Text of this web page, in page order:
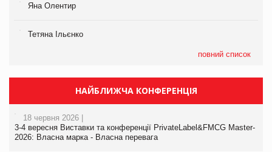
Яна Олентир
Тетяна Ільєнко
повний список
НАЙБЛИЖЧА КОНФЕРЕНЦІЯ
18 червня 2026 |
3-4 вересня Виставки та конференції PrivateLabel&FMCG Master-
2026: Власна марка - Власна перевага